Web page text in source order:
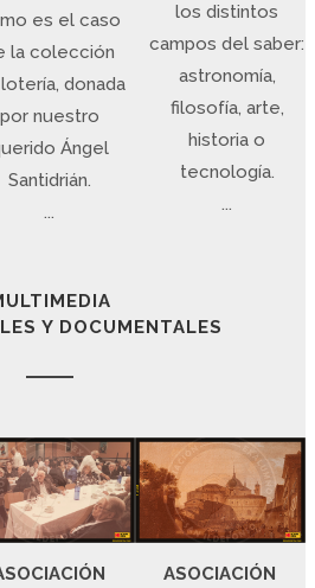
es el caso
la colección
donada
por nuestro
Ángel
Santidrián.
...
los distintos
campos del saber:
astronomía,
filosofía, arte,
historia o
tecnología.
...
Y DOCUMENTALES
ASOCIACIÓN